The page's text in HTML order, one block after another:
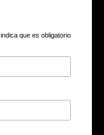
indica que es obligatorio